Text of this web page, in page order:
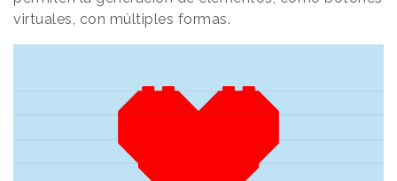
virtuales, con múltiples formas.